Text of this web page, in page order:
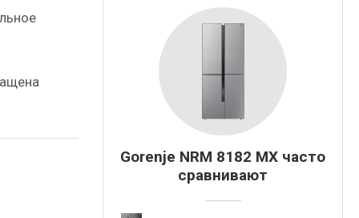
Gorenje NRM 8182 MX часто
сравнивают